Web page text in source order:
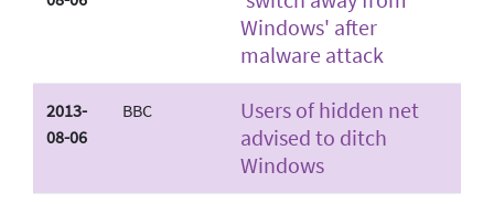
Windows' after
malware attack
2013-
08-06
BBC
Users of hidden net
advised to ditch
Windows